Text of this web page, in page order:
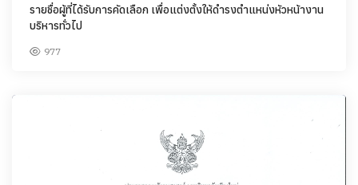
รายชื่อผู้ที่ได้รับการคัดเลือก เพื่อแต่งตั้งให้ดำรงตำแหน่งหัวหน้างาน
บริหารทั่วไป
977